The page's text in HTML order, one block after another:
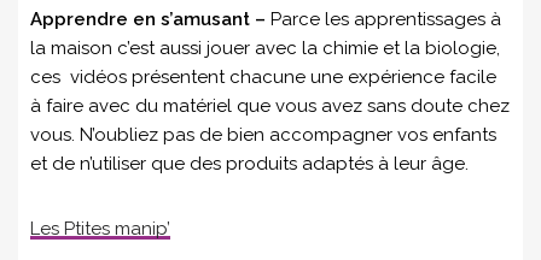
Apprendre en s’amusant – Parce les apprentissages à
la maison c’est aussi jouer avec la chimie et la biologie,
ces vidéos présentent chacune une expérience facile
à faire avec du matériel que vous avez sans doute chez
vous. N’oubliez pas de bien accompagner vos enfants
et de n’utiliser que des produits adaptés à leur âge.
Les Ptites manip’